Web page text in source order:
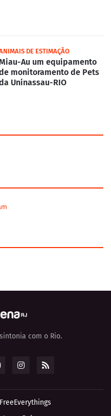
DE ESTIMAÇÃO
Au um equipamento
monitoramento de Pets
Uninassau-RIO
com o Rio.
FreeEverythings